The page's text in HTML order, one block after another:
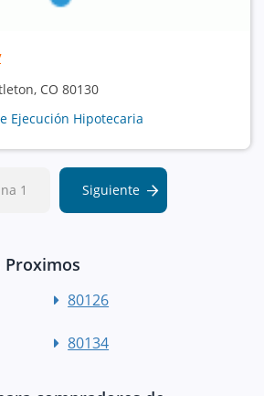
CO 80130
Ejecución Hipotecaria
1 Siguiente
Proximos
80126
80134